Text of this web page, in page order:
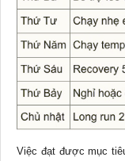
Việc đạt được mục